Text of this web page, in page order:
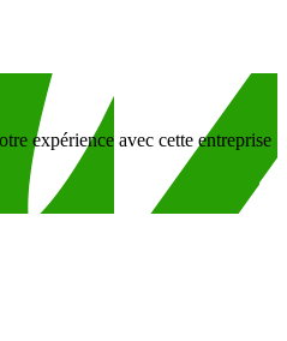
expérience avec cette entreprise